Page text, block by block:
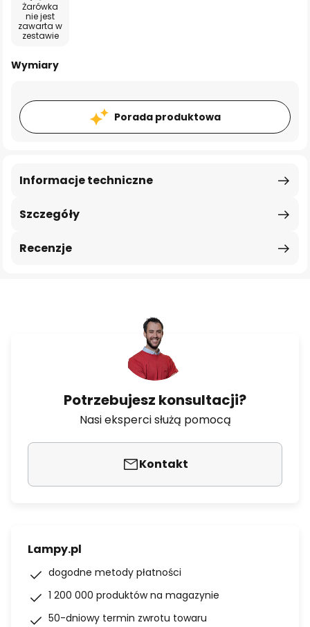
Żarówka
nie jest
zawarta w
zestawie
Wymiary
Porada produktowa
Szczegóły
Informacje techniczne
Recenzje
Potrzebujesz konsultacji?
Nasi eksperci służą pomocą
Kontakt
Lampy.pl
dogodne metody płatności
1 200 000 produktów na magazynie
50-dniowy termin zwrotu towaru